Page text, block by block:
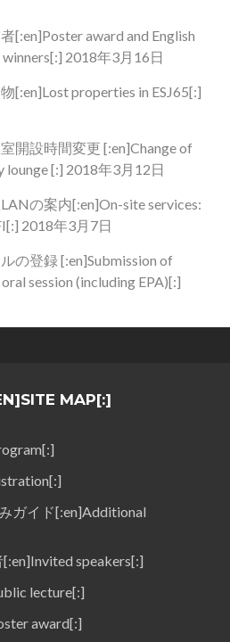
[:en]Poster award and English
2018年3月16日
[:en]Lost properties in ESJ65[:]
開設時間変更 [:en]Change of
lounge [:] 2018年3月12日
の案内[:en]On-site services:
2018年3月7日
の登録 [:en]Submission of
session (including EPA)[:]
MAP[:]
ガイド[:en]Additional
speakers[:]
lecture[:]
award[:]